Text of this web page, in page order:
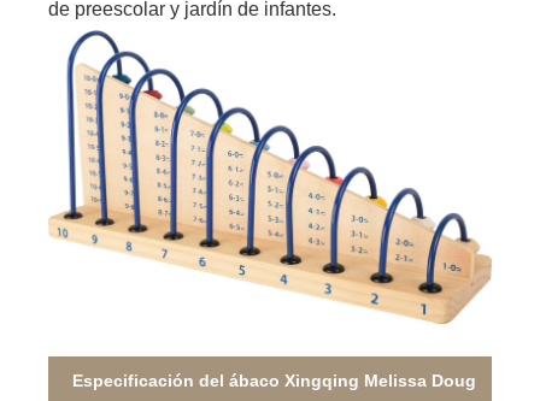
de preescolar y jardín de infantes.
Especificación del ábaco Xingqing Melissa Doug